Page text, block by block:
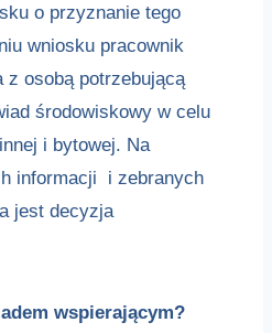
o przyznanie tego
wniosku pracownik
z osobą potrzebującą
środowiskowy w celu
i bytowej. Na
informacji i zebranych
jest decyzja
wspierającym?